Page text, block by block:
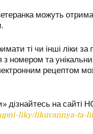
можуть
ті чи інші ліки
та
рецептом
дізнайтесь на сайті
liky/likuvannya-ta-